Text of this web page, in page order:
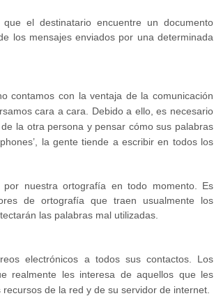
el destinatario encuentre un documento
los mensajes enviados por una determinada
contamos con la ventaja de la comunicación
cara a cara. Debido a ello, es necesario
la otra persona y pensar cómo sus palabras
la gente tiende a escribir en todos los
nuestra ortografía en todo momento. Es
de ortografía que traen usualmente los
las palabras mal utilizadas.
electrónicos a todos sus contactos. Los
realmente les interesa de aquellos que les
de la red y de su servidor de internet.